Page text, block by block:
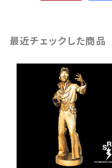
最近チェックした商品